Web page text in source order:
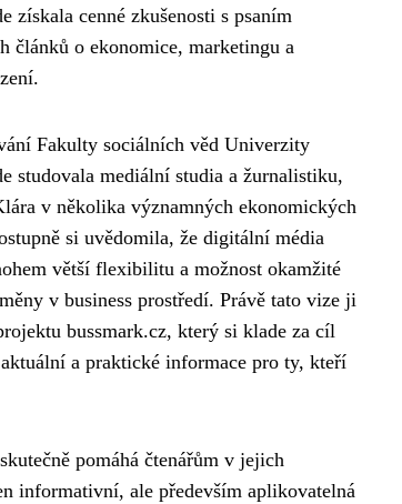
získala cenné zkušenosti s psaním
článků o ekonomice, marketingu a
Fakulty sociálních věd Univerzity
studovala mediální studia a žurnalistiku,
v několika významných ekonomických
si uvědomila, že digitální média
větší flexibilitu a možnost okamžité
v business prostředí. Právě tato vize ji
bussmark.cz, který si klade za cíl
a praktické informace pro ty, kteří
pomáhá čtenářům v jejich
informativní, ale především aplikovatelná